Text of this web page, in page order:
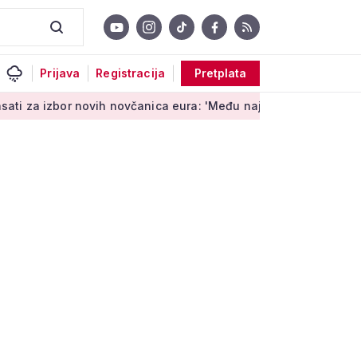
Prijava Registracija Pretplata
novčanica eura: 'Među najopipljivijim su izrazima Europe'